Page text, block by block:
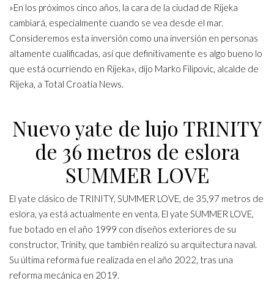
»En los próximos cinco años, la cara de la ciudad de Rijeka
cambiará, especialmente cuando se vea desde el mar.
Consideremos esta inversión como una inversión en personas
altamente cualificadas, así que definitivamente es algo bueno lo
que está ocurriendo en Rijeka», dijo Marko Filipovic, alcalde de
Rijeka, a Total Croatia News.
Nuevo yate de lujo TRINITY
de 36 metros de eslora
SUMMER LOVE
El yate clásico de TRINITY, SUMMER LOVE, de 35,97 metros de
eslora, ya está actualmente en venta. El yate SUMMER LOVE,
fue botado en el año 1999 con diseños exteriores de su
constructor, Trinity, que también realizó su arquitectura naval.
Su última reforma fue realizada en el año 2022, tras una
reforma mecánica en 2019.